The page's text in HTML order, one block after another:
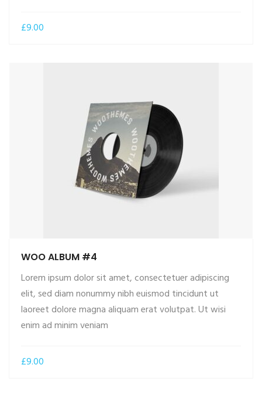
£9.00
WOO ALBUM #4
Lorem ipsum dolor sit amet, consectetuer adipiscing
elit, sed diam nonummy nibh euismod tincidunt ut
laoreet dolore magna aliquam erat volutpat. Ut wisi
enim ad minim veniam
£9.00